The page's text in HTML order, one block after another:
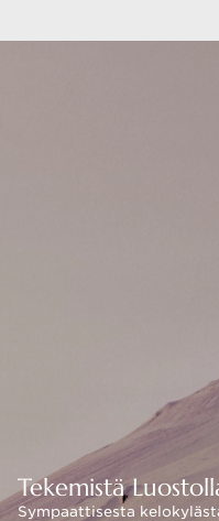
Tekemistä
Sympaattisesta